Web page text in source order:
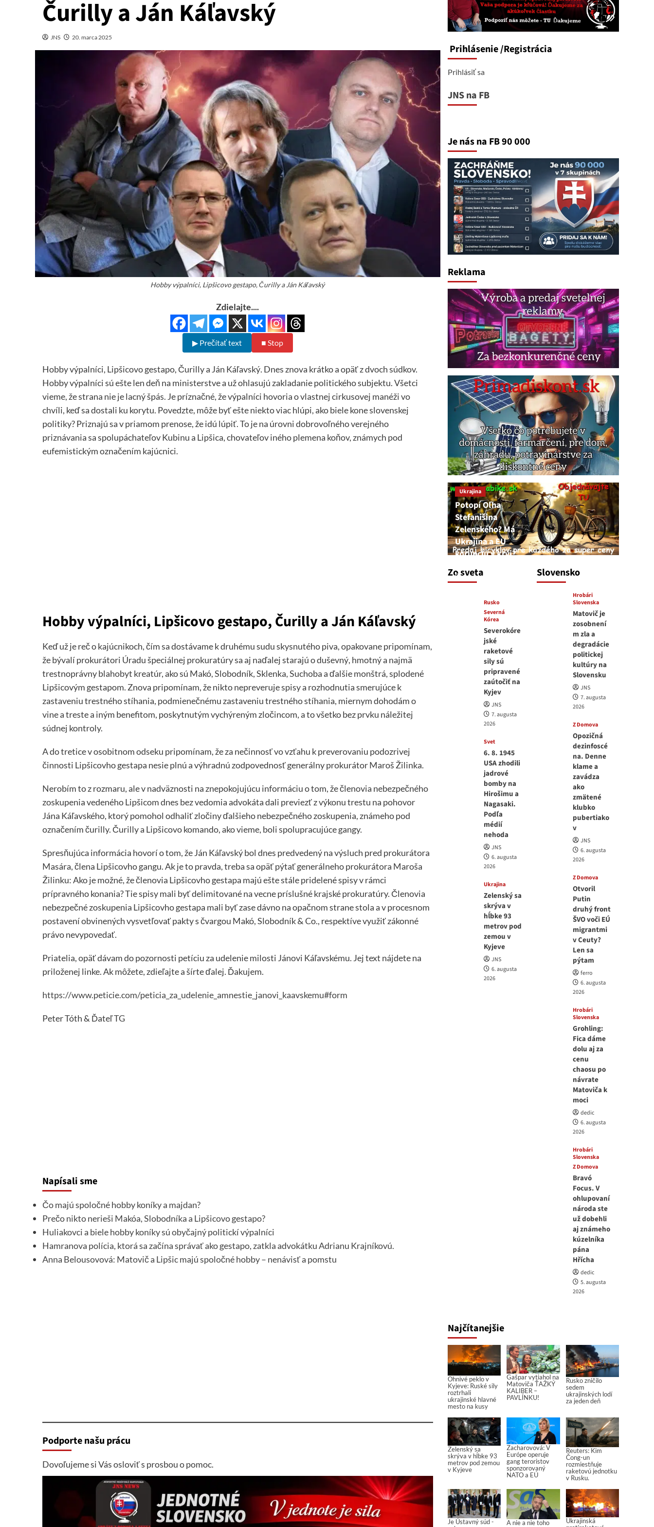
Čurilly a Ján Káľavský
JNS 20. marca 2025
Hobby výpalníci, Lipšicovo gestapo, Čurilly a Ján Káľavský
Zdielajte....
▶ Prečítať text ■ Stop
Hobby výpalníci, Lipšicovo gestapo, Čurilly a Ján Káľavský. Dnes znova krátko a opäť z dvoch súdkov.
Hobby výpalníci sú ešte len deň na ministerstve a už ohlasujú zakladanie politického subjektu. Všetci
vieme, že strana nie je lacný špás. Je príznačné, že výpalníci hovoria o vlastnej cirkusovej manéži vo
chvíli, keď sa dostali ku korytu. Povedzte, môže byť ešte niekto viac hlúpi, ako biele kone slovenskej
politiky? Priznajú sa v priamom prenose, že idú lúpiť. To je na úrovni dobrovoľného verejného
priznávania sa spolupáchateľov Kubinu a Lipšica, chovateľov iného plemena koňov, známych pod
eufemistickým označením kajúcnici.
Hobby výpalníci, Lipšicovo gestapo, Čurilly a Ján Káľavský
Keď už je reč o kajúcnikoch, čím sa dostávame k druhému sudu skysnutého piva, opakovane pripomínam,
že bývalí prokurátori Úradu špeciálnej prokuratúry sa aj naďalej starajú o duševný, hmotný a najmä
trestnoprávny blahobyt kreatúr, ako sú Makó, Slobodník, Sklenka, Suchoba a ďalšie monštrá, splodené
Lipšicovým gestapom. Znova pripomínam, že nikto nepreveruje spisy a rozhodnutia smerujúce k
zastaveniu trestného stíhania, podmienečnému zastaveniu trestného stíhania, miernym dohodám o
vine a treste a iným benefitom, poskytnutým vychýreným zločincom, a to všetko bez prvku náležitej
súdnej kontroly.
A do tretice v osobitnom odseku pripomínam, že za nečinnosť vo vzťahu k preverovaniu podozrivej
činnosti Lipšicovho gestapa nesie plnú a výhradnú zodpovednosť generálny prokurátor Maroš Žilinka.
Nerobím to z rozmaru, ale v nadväznosti na znepokojujúcu informáciu o tom, že členovia nebezpečného
zoskupenia vedeného Lipšicom dnes bez vedomia advokáta dali previezť z výkonu trestu na pohovor
Jána Káľavského, ktorý pomohol odhaliť zločiny ďalšieho nebezpečného zoskupenia, známeho pod
označením čurilly. Čurilly a Lipšicovo komando, ako vieme, boli spolupracujúce gangy.
Spresňujúca informácia hovorí o tom, že Ján Káľavský bol dnes predvedený na výsluch pred prokurátora
Masára, člena Lipšicovho gangu. Ak je to pravda, treba sa opäť pýtať generálneho prokurátora Maroša
Žilinku: Ako je možné, že členovia Lipšicovho gestapa majú ešte stále pridelené spisy v rámci
prípravného konania? Tie spisy mali byť delimitované na vecne príslušné krajské prokuratúry. Členovia
nebezpečné zoskupenia Lipšicovho gestapa mali byť zase dávno na opačnom strane stola a v procesnom
postavení obvinených vysvetľovať pakty s čvargou Makó, Slobodník & Co., respektíve využiť zákonné
právo nevypovedať.
Priatelia, opäť dávam do pozornosti petíciu za udelenie milosti Jánovi Káľavskému. Jej text nájdete na
priloženej linke. Ak môžete, zdieľajte a šírte ďalej. Ďakujem.
https://www.peticie.com/peticia_za_udelenie_amnestie_janovi_kaavskemu#form
Peter Tóth & ĎateľTG
Napísali sme
Čo majú spoločné hobby koníky a majdan?
Prečo nikto nerieši Makóa, Slobodníka a Lipšicovo gestapo?
Huliakovci a biele hobby koníky sú obyčajný politickí výpalníci
Hamranova polícia, ktorá sa začína správať ako gestapo, zatkla advokátku Adrianu Krajníkovú.
Anna Belousovová: Matovič a Lipšic majú spoločné hobby – nenávisť a pomstu
Podporte našu prácu
Dovoľujeme si Vás osloviť s prosbou o pomoc.
Prihlásenie/Registrácia
Prihlásiť sa
JNS na FB
Je nás na FB 90 000
Reklama
Zo sveta
Ukrajina
Potopí Oľha
Stefanišina
Zelenského? Má
Ukrajina a EU
korupciu v krvi?
7. augusta 2026
Rusko
Severná
Kórea
Severokóre
jské
raketové
sily sú
pripravené
zaútočiť na
Kyjev
JNS
7. augusta
2026
Svet
6. 8. 1945
USA zhodili
jadrové
bomby na
Hirošimu a
Nagasaki.
Podľa
médií
nehoda
JNS
6. augusta
2026
Ukrajina
Zelenský sa
skrýva v
hĺbke 93
metrov pod
zemou v
Kyjeve
JNS
6. augusta
2026
Slovensko
Hrobári
Slovenska
Matovič je
zosobnení
m zla a
degradácie
politickej
kultúry na
Slovensku
JNS
7. augusta
2026
Z Domova
Opozičná
dezinfoscé
na. Denne
klame a
zavádza
ako
zmätené
klubko
pubertiako
v
JNS
6. augusta
2026
Z Domova
Otvoril
Putin
druhý front
ŠVO voči EÚ
migrantmi
v Ceuty?
Len sa
pýtam
ferro
6. augusta
2026
Hrobári
Slovenska
Grohling:
Fica dáme
dolu aj za
cenu
chaosu po
návrate
Matoviča k
moci
dedic
6. augusta
2026
Hrobári
Slovenska
Z Domova
Bravó
Focus. V
ohlupovaní
národa ste
už dobehli
aj známeho
kúzelníka
pána
Hřícha
dedic
5. augusta
2026
Najčítanejšie
Ohnivé peklo v
Kyjeve: Ruské sily
roztrhali
ukrajinské hlavné
mesto na kusy
Gašpar vytiahol na
Matoviča ŤAŽKÝ
KALIBER –
PAVLÍNKU!
Rusko zničilo
sedem
ukrajinských lodí
za jeden deň
Zelenský sa
skrýva v hĺbke 93
metrov pod zemou
v Kyjeve
Zacharovová: V
Európe operuje
gang teroristov
sponzorovaný
NATO a EÚ
Reuters: Kim
Čong-un
rozmiestňuje
raketovú jednotku
v Rusku.
Je Ústavný súd -
A nie a nie toho
Ukrajinská